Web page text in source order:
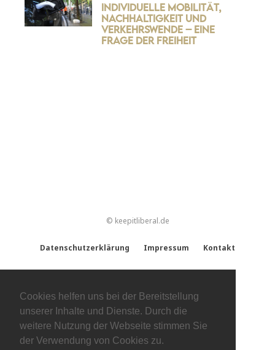
Cookies helfen uns bei der Bereitstellung
unserer Inhalte und Dienste. Durch die
weitere Nutzung der Webseite stimmen Sie
der Verwendung von Cookies zu.
Individuelle Mobilität,
Nachhaltigkeit und
Verkehrswende – Eine
Frage der Freiheit
© keepitliberal.de
Datenschutzerklärung Impressum Kontakt